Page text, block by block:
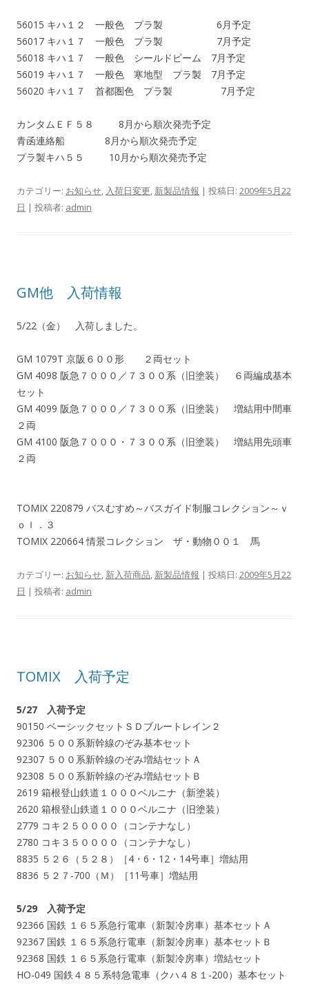
56015 キハ１２ 一般色 プラ製 6月予定
56017 キハ１７ 一般色 プラ製 7月予定
56018 キハ１７ 一般色 シールドビーム 7月予定
56019 キハ１７ 一般色 寒地型 プラ製 7月予定
56020 キハ１７ 首都圏色 プラ製 7月予定
カンタムＥＦ５８ 8月から順次発売予定
青函連絡船 8月から順次発売予定
プラ製キハ５５ 10月から順次発売予定
カテゴリー: お知らせ, 入荷日変更, 新製品情報 | 投稿日: 2009年5月22
日 | 投稿者: admin
GM他 入荷情報
5/22（金） 入荷しました。
GM 1079T 京阪６００形 ２両セット
GM 4098 阪急７０００／７３００系（旧塗装） ６両編成基本
セット
GM 4099 阪急７０００／７３００系（旧塗装） 増結用中間車
２両
GM 4100 阪急７０００・７３００系（旧塗装） 増結用先頭車
２両
TOMIX 220879 バスむすめ～バスガイド制服コレクション～ｖ
ｏｌ．３
TOMIX 220664 情景コレクション ザ・動物００１ 馬
カテゴリー: お知らせ, 新入荷商品, 新製品情報 | 投稿日: 2009年5月22
日 | 投稿者: admin
TOMIX 入荷予定
5/27 入荷予定
90150 ベーシックセットＳＤブルートレイン２
92306 ５００系新幹線のぞみ基本セット
92307 ５００系新幹線のぞみ増結セットＡ
92308 ５００系新幹線のぞみ増結セットＢ
2619 箱根登山鉄道１０００ベルニナ（新塗装）
2620 箱根登山鉄道１０００ベルニナ（旧塗装）
2779 コキ２５００００（コンテナなし）
2780 コキ３５００００（コンテナなし）
8835 ５２６（５２８）［4・6・12・14号車］増結用
8836 ５２７-700（Ｍ）［11号車］増結用
5/29 入荷予定
92366 国鉄 １６５系急行電車（新製冷房車）基本セットＡ
92367 国鉄 １６５系急行電車（新製冷房車）基本セットＢ
92368 国鉄 １６５系急行電車（新製冷房車）増結セット
HO-049 国鉄４８５系特急電車（クハ４８１-200）基本セット